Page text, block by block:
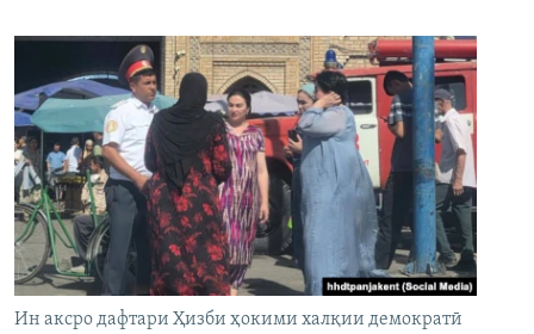
Ин аксро дафтари Ҳизби ҳокими халқии демократӣ